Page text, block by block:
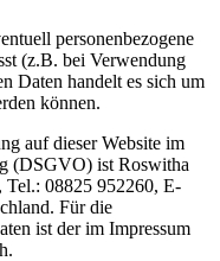
personenbezogene
(z.B. bei Verwendung
Daten handelt es sich um
können.
auf dieser Website im
(DSGVO) ist Roswitha
08825 952260, E-
Für die
ist der im Impressum